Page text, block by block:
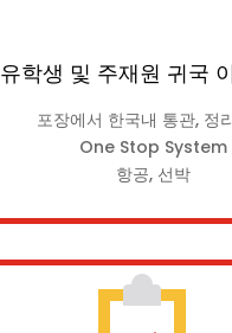
유학생 및 주재원 귀국
포장에서 한국내 통관, 정
One Stop System
항공, 선박